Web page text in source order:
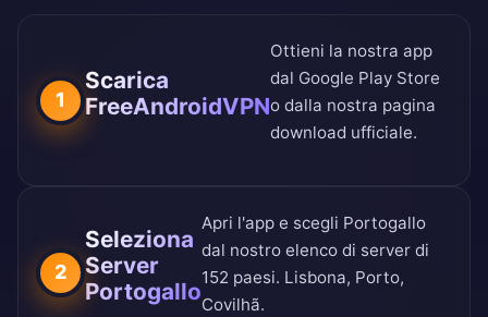
1
Scarica
FreeAndroidVPN
Ottieni la nostra app
dal Google Play Store
o dalla nostra pagina
download ufficiale.
2
Seleziona
Server
Portogallo
Apri l'app e scegli Portogallo
dal nostro elenco di server di
152 paesi. Lisbona, Porto,
Covilhã.